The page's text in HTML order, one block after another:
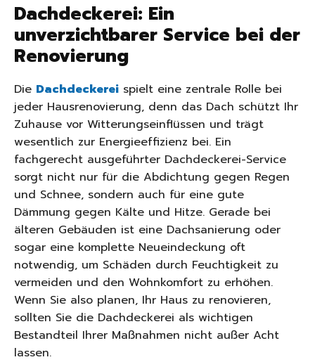
Dachdeckerei: Ein
unverzichtbarer Service bei der
Renovierung
Die Dachdeckerei spielt eine zentrale Rolle bei
jeder Hausrenovierung, denn das Dach schützt Ihr
Zuhause vor Witterungseinflüssen und trägt
wesentlich zur Energieeffizienz bei. Ein
fachgerecht ausgeführter Dachdeckerei-Service
sorgt nicht nur für die Abdichtung gegen Regen
und Schnee, sondern auch für eine gute
Dämmung gegen Kälte und Hitze. Gerade bei
älteren Gebäuden ist eine Dachsanierung oder
sogar eine komplette Neueindeckung oft
notwendig, um Schäden durch Feuchtigkeit zu
vermeiden und den Wohnkomfort zu erhöhen.
Wenn Sie also planen, Ihr Haus zu renovieren,
sollten Sie die Dachdeckerei als wichtigen
Bestandteil Ihrer Maßnahmen nicht außer Acht
lassen.